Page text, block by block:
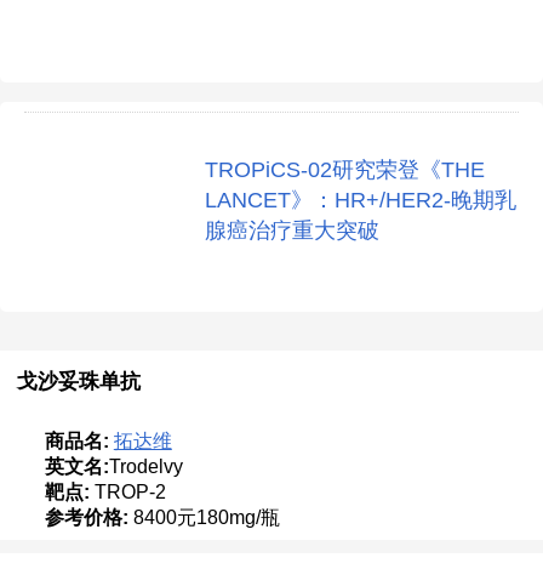
TROPiCS-02研究荣登《THE
LANCET》：HR+/HER2-晚期乳
腺癌治疗重大突破
戈沙妥珠单抗
商品名: 拓达维
英文名:Trodelvy
靶点: TROP-2
参考价格: 8400元180mg/瓶